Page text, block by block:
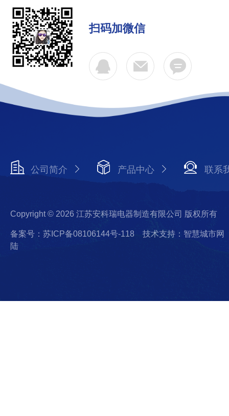
扫码加微信
公司简介 产品中心 联系
Copyright © 2026 江苏安科瑞电器制造有限公司 版权所有
备案号：苏ICP备08106144号-118
技术支持：智慧城市网
陆